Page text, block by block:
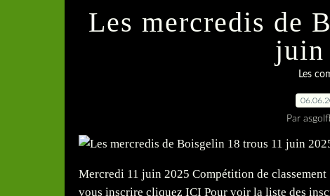
Les mercredis de
juin
Les
Par
Mercredi 11 juin 2025 Compétition de
vous inscrire cliquez ICI Pour voir la liste des